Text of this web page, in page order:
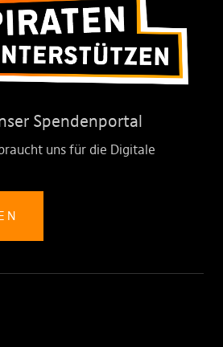
Spendenportal
uns für die Digitale